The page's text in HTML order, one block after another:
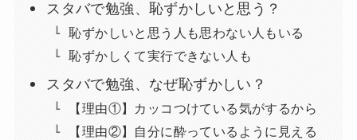
スタバで勉強、恥ずかしいと思う？
恥ずかしいと思う人も思わない人もいる
恥ずかしくて実行できない人も
スタバで勉強、なぜ恥ずかしい？
【理由①】カッコつけている気がするから
【理由②】自分に酔っているように見える